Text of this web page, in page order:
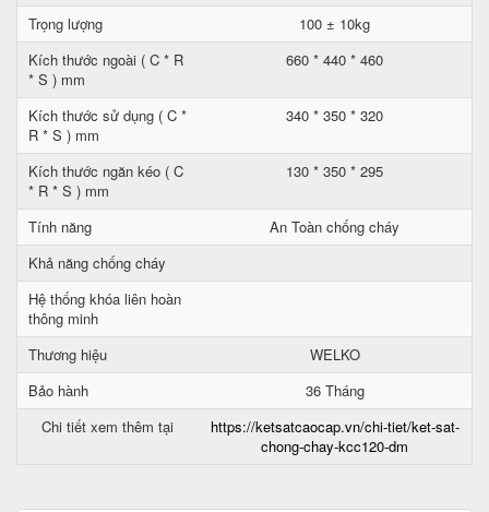
Trọng lượng
100 ± 10kg
Kích thước ngoài ( C * R
* S ) mm
660 * 440 * 460
Kích thước sử dụng ( C *
R * S ) mm
340 * 350 * 320
Kích thước ngăn kéo ( C
* R * S ) mm
130 * 350 * 295
Tính năng
An Toàn chống cháy
Khả năng chống cháy
Hệ thống khóa liên hoàn
thông minh
Thương hiệu
WELKO
Bảo hành
36 Tháng
Chi tiết xem thêm tại
https://ketsatcaocap.vn/chi-tiet/ket-sat-
chong-chay-kcc120-dm